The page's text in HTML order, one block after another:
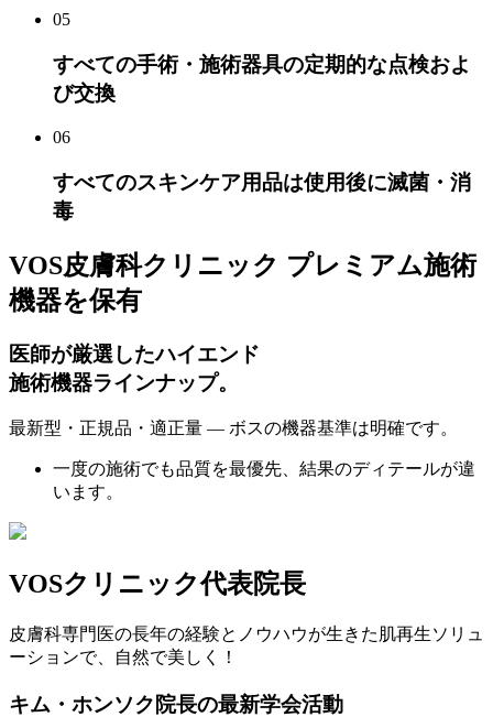
05
すべての手術・施術器具の定期的な点検およ
び交換
06
すべてのスキンケア用品は使用後に滅菌・消
毒
VOS皮膚科クリニック プレミアム施術
機器を保有
医師が厳選したハイエンド
施術機器ラインナップ。
最新型・正規品・適正量 ― ボスの機器基準は明確です。
一度の施術でも品質を最優先、結果のディテールが違
います。
VOSクリニック代表院長
皮膚科専門医の長年の経験とノウハウが生きた肌再生ソリュ
ーションで、自然で美しく！
キム・ホンソク院長の最新学会活動